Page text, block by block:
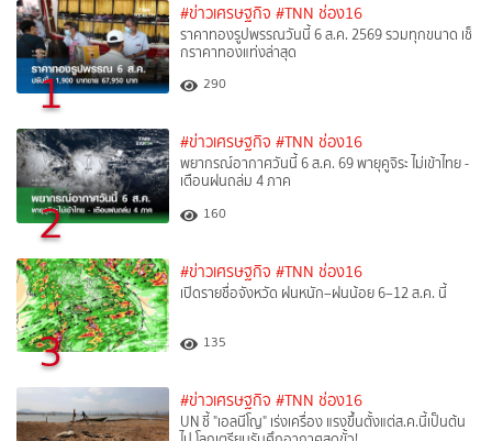
1
#ข่าวเศรษฐกิจ #TNN ช่อง16
ราคาทองรูปพรรณวันนี้ 6 ส.ค. 2569 รวมทุกขนาด เช็
กราคาทองแท่งล่าสุด
290
2
#ข่าวเศรษฐกิจ #TNN ช่อง16
พยากรณ์อากาศวันนี้ 6 ส.ค. 69 พายุคูจิระ ไม่เข้าไทย -
เตือนฝนถล่ม 4 ภาค
160
3
#ข่าวเศรษฐกิจ #TNN ช่อง16
เปิดรายชื่อจังหวัด ฝนหนัก–ฝนน้อย 6–12 ส.ค. นี้
135
#ข่าวเศรษฐกิจ #TNN ช่อง16
UN ชี้ "เอลนีโญ" เร่งเครื่อง แรงขึ้นตั้งแต่ส.ค.นี้เป็นต้น